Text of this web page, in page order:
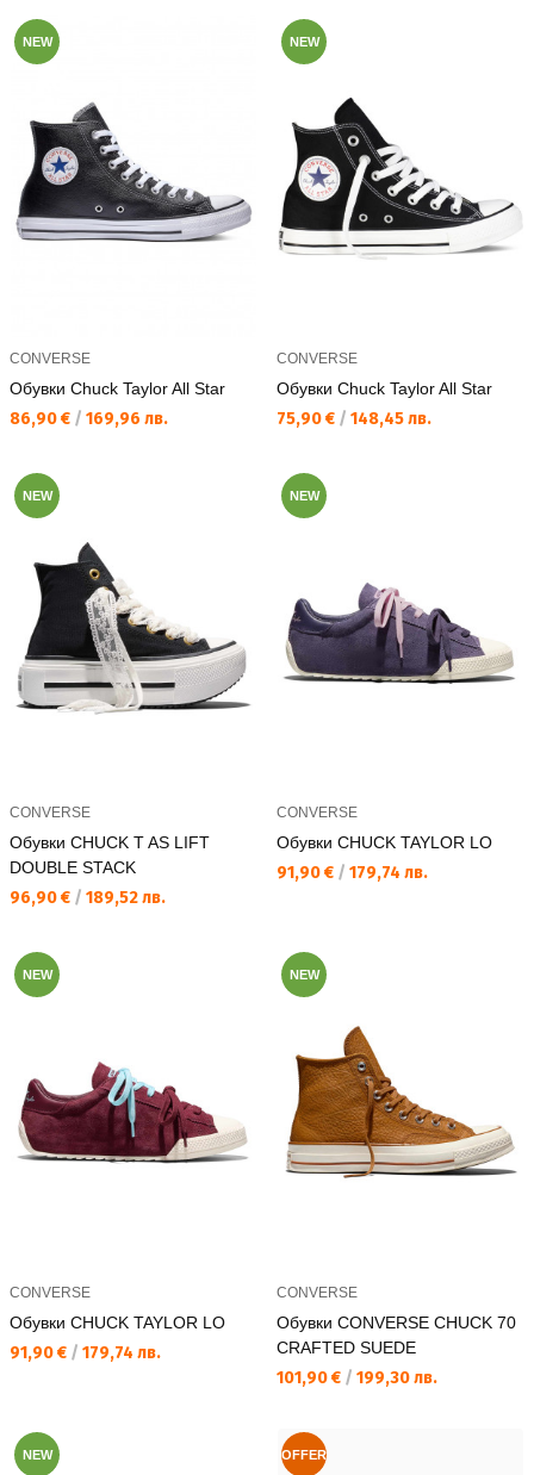
NEW
CONVERSE
Обувки Chuck Taylor All Star
Текуща цена:
86,90 € / 169,96 лв.
NEW
CONVERSE
Обувки Chuck Taylor All Star
Текуща цена:
75,90 € / 148,45 лв.
NEW
CONVERSE
Обувки CHUCK T AS LIFT
DOUBLE STACK
Текуща цена:
96,90 € / 189,52 лв.
NEW
CONVERSE
Обувки CHUCK TAYLOR LO
Текуща цена:
91,90 € / 179,74 лв.
NEW
CONVERSE
Обувки CHUCK TAYLOR LO
Текуща цена:
91,90 € / 179,74 лв.
NEW
CONVERSE
Обувки CONVERSE CHUCK 70
CRAFTED SUEDE
Текуща цена:
101,90 € / 199,30 лв.
NEW OFFER